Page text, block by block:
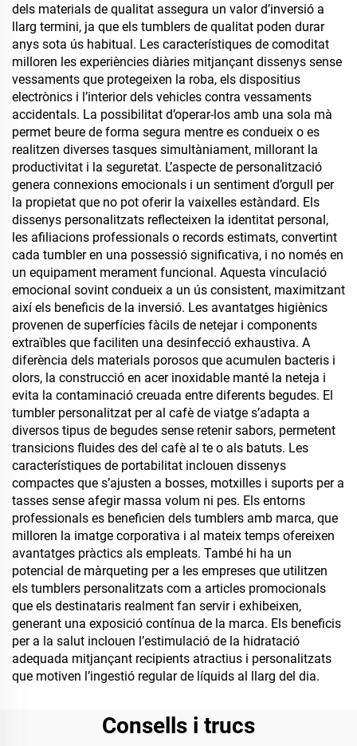
dels materials de qualitat assegura un valor d’inversió a
llarg termini, ja que els tumblers de qualitat poden durar
anys sota ús habitual. Les característiques de comoditat
milloren les experiències diàries mitjançant dissenys sense
vessaments que protegeixen la roba, els dispositius
electrònics i l’interior dels vehicles contra vessaments
accidentals. La possibilitat d’operar-los amb una sola mà
permet beure de forma segura mentre es condueix o es
realitzen diverses tasques simultàniament, millorant la
productivitat i la seguretat. L’aspecte de personalització
genera connexions emocionals i un sentiment d’orgull per
la propietat que no pot oferir la vaixelles estàndard. Els
dissenys personalitzats reflecteixen la identitat personal,
les afiliacions professionals o records estimats, convertint
cada tumbler en una possessió significativa, i no només en
un equipament merament funcional. Aquesta vinculació
emocional sovint condueix a un ús consistent, maximitzant
així els beneficis de la inversió. Les avantatges higiènics
provenen de superfícies fàcils de netejar i components
extraïbles que faciliten una desinfecció exhaustiva. A
diferència dels materials porosos que acumulen bacteris i
olors, la construcció en acer inoxidable manté la neteja i
evita la contaminació creuada entre diferents begudes. El
tumbler personalitzat per al cafè de viatge s’adapta a
diversos tipus de begudes sense retenir sabors, permetent
transicions fluides des del cafè al te o als batuts. Les
característiques de portabilitat inclouen dissenys
compactes que s’ajusten a bosses, motxilles i suports per a
tasses sense afegir massa volum ni pes. Els entorns
professionals es beneficien dels tumblers amb marca, que
milloren la imatge corporativa i al mateix temps ofereixen
avantatges pràctics als empleats. També hi ha un
potencial de màrqueting per a les empreses que utilitzen
els tumblers personalitzats com a articles promocionals
que els destinataris realment fan servir i exhibeixen,
generant una exposició contínua de la marca. Els beneficis
per a la salut inclouen l’estimulació de la hidratació
adequada mitjançant recipients atractius i personalitzats
que motiven l’ingestió regular de líquids al llarg del dia.
Consells i trucs